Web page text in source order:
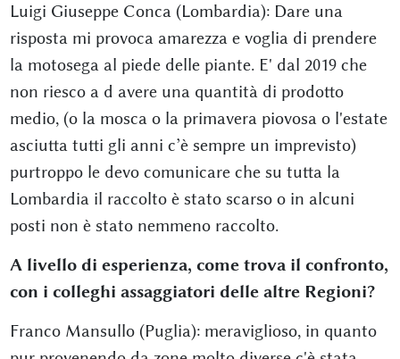
Luigi Giuseppe Conca (Lombardia): Dare una
risposta mi provoca amarezza e voglia di prendere
la motosega al piede delle piante. E' dal 2019 che
non riesco a d avere una quantità di prodotto
medio, (o la mosca o la primavera piovosa o l'estate
asciutta tutti gli anni c’è sempre un imprevisto)
purtroppo le devo comunicare che su tutta la
Lombardia il raccolto è stato scarso o in alcuni
posti non è stato nemmeno raccolto.
A livello di esperienza, come trova il confronto,
con i colleghi assaggiatori delle altre Regioni?
Franco Mansullo (Puglia): meraviglioso, in quanto